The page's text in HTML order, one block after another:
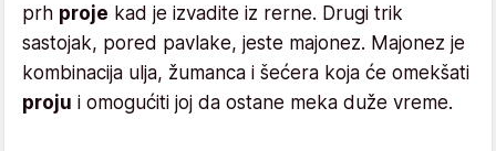
prh proje kad je izvadite iz rerne. Drugi trik
sastojak, pored pavlake, jeste majonez. Majonez je
kombinacija ulja, žumanca i šećera koja će omekšati
proju i omogućiti joj da ostane meka duže vreme.